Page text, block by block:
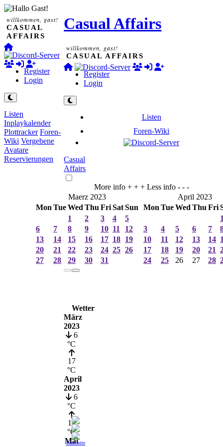
willkommen, gast!
CASUAL
AFFAIRS
Register
Login
Listen
Inplaykalender
Plottracker Foren-
Wiki Vergebene
Avatare
Reservierungen
Casual Affairs
willkommen, gast!
CASUAL AFFAIRS
Register
Login
Listen
Foren-Wiki
Casual
Affairs
More info + + + Less info - - -
Maerz 2023
Mon TueWed Thu FriSatSun
1
2 3 4
5
6
7 8 9 10 11
12
13
14 15 16 17 18 19
20
21 22 23 24 25 26
27
28 29 30 31
April 2023
Mon TueWed Thu Fri
3
4 5 6 7
10
11 12 13 14
17
18 19 20 21
24
25 26 27 28
Wetter
März
2023
6
°C
17
°C
April
2023
6
°C
19
°C
Mai
Teamseite